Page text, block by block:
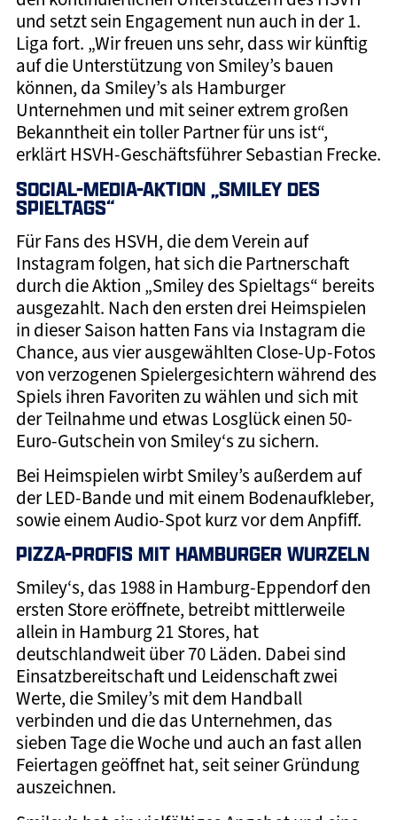
und setzt sein Engagement nun auch in der 1.
Liga fort. „Wir freuen uns sehr, dass wir künftig
auf die Unterstützung von Smiley’s bauen
können, da Smiley’s als Hamburger
Unternehmen und mit seiner extrem großen
Bekanntheit ein toller Partner für uns ist“,
erklärt HSVH-Geschäftsführer Sebastian Frecke.
SOCIAL-MEDIA-AKTION „SMILEY DES
SPIELTAGS“
Für Fans des HSVH, die dem Verein auf
Instagram folgen, hat sich die Partnerschaft
durch die Aktion „Smiley des Spieltags“ bereits
ausgezahlt. Nach den ersten drei Heimspielen
in dieser Saison hatten Fans via Instagram die
Chance, aus vier ausgewählten Close-Up-Fotos
von verzogenen Spielergesichtern während des
Spiels ihren Favoriten zu wählen und sich mit
der Teilnahme und etwas Losglück einen 50-
Euro-Gutschein von Smiley‘s zu sichern.
Bei Heimspielen wirbt Smiley’s außerdem auf
der LED-Bande und mit einem Bodenaufkleber,
sowie einem Audio-Spot kurz vor dem Anpfiff.
PIZZA-PROFIS MIT HAMBURGER WURZELN
Smiley‘s, das 1988 in Hamburg-Eppendorf den
ersten Store eröffnete, betreibt mittlerweile
allein in Hamburg 21 Stores, hat
deutschlandweit über 70 Läden. Dabei sind
Einsatzbereitschaft und Leidenschaft zwei
Werte, die Smiley’s mit dem Handball
verbinden und die das Unternehmen, das
sieben Tage die Woche und auch an fast allen
Feiertagen geöffnet hat, seit seiner Gründung
auszeichnen.